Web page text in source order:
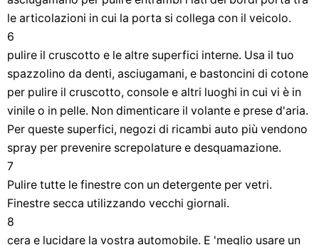
le articolazioni in cui la porta si collega con il veicolo.
6
pulire il cruscotto e le altre superfici interne. Usa il tuo
spazzolino da denti, asciugamani, e bastoncini di cotone
per pulire il cruscotto, console e altri luoghi in cui vi è in
vinile o in pelle. Non dimenticare il volante e prese d'aria.
Per queste superfici, negozi di ricambi auto più vendono
spray per prevenire screpolature e desquamazione.
7
Pulire tutte le finestre con un detergente per vetri.
Finestre secca utilizzando vecchi giornali.
8
cera e lucidare la vostra automobile. E 'meglio usare un